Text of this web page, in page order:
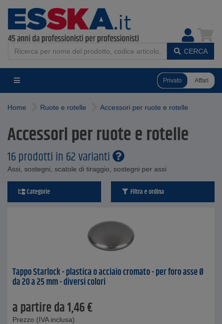
CERCA
Privato Affari
Home Ruote e rotelle Accessori per ruote e rotelle
Accessori per ruote e rotelle
16 prodotti in 62 varianti
Assi, sostegni, scatole di tiraggio, sostegni per assi
Categorie Filtra e ordina
Tappo Starlock - plastica o acciaio cromato - per foro asse Ø
da 20 a 25 mm - diversi colori
a partire da1,46€
Prezzo (IVA inclusa)